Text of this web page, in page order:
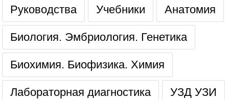
Руководства Учебники Анатомия
Биология. Эмбриология. Генетика
Биохимия. Биофизика. Химия
Лабораторная диагностика УЗД УЗИ